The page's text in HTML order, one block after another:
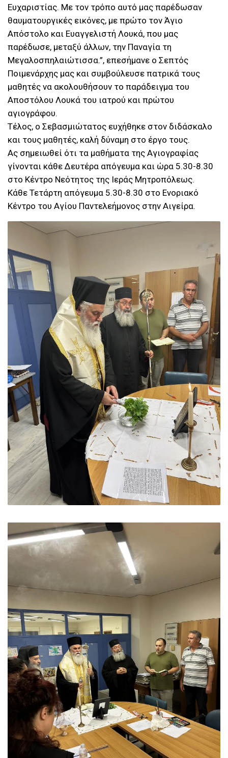
Ευχαριστίας. Με τον τρόπο αυτό μας παρέδωσαν
θαυματουργικές εικόνες, με πρώτο τον Άγιο
Απόστολο και Ευαγγελιστή Λουκά, που μας
παρέδωσε, μεταξύ άλλων, την Παναγία τη
Μεγαλοσπηλαιώτισσα.”, επεσήμανε ο Σεπτός
Ποιμενάρχης μας και συμβούλευσε πατρικά τους
μαθητές να ακολουθήσουν το παράδειγμα του
Αποστόλου Λουκά του ιατρού και πρώτου
αγιογράφου.
Τέλος, ο Σεβασμιώτατος ευχήθηκε στον διδάσκαλο
και τους μαθητές, καλή δύναμη στο έργο τους.
Aς σημειωθεί ότι τα μαθήματα της Αγιογραφίας
γίνονται κάθε Δευτέρα απόγευμα και ώρα 5.30-8.30
στο Κέντρο Νεότητος της Ιεράς Μητροπόλεως.
Κάθε Τετάρτη απόγευμα 5.30-8.30 στο Ενοριακό
Κέντρο του Αγίου Παντελεήμονος στην Αιγείρα.